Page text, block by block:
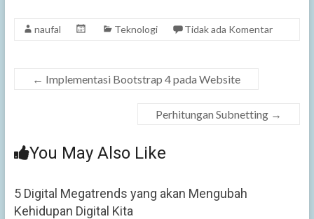
naufal Teknologi Tidak ada Komentar
← Implementasi Bootstrap 4 pada Website
Perhitungan Subnetting →
You May Also Like
5 Digital Megatrends yang akan Mengubah
Kehidupan Digital Kita